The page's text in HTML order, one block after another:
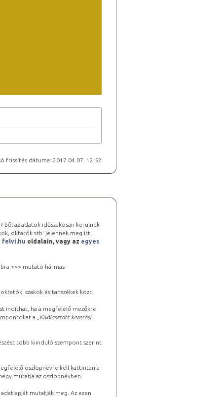
frissítés dátuma: 2017.04.07. 12:52
ből az adatok időszakosan kerülnek
oktatók stb. jelennek meg itt,
felvi.hu oldalain, vagy az egyes
>>> mutató hármas
szakok és tanszékek közt.
indíthat, ha a megfelelő mezőkre
a „ Kiválasztott keresési
több kiinduló szempont szerint
oszlopnévre kell kattintania
mutatja az oszlopnévben.
mutatják meg. Az ezen